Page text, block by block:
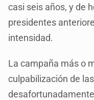
casi seis años, y de
presidentes
intensidad.
La campaña más o
culpabilización de